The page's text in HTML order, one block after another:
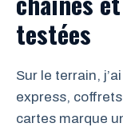
testées
Sur le terrain,
express,
cartes marque